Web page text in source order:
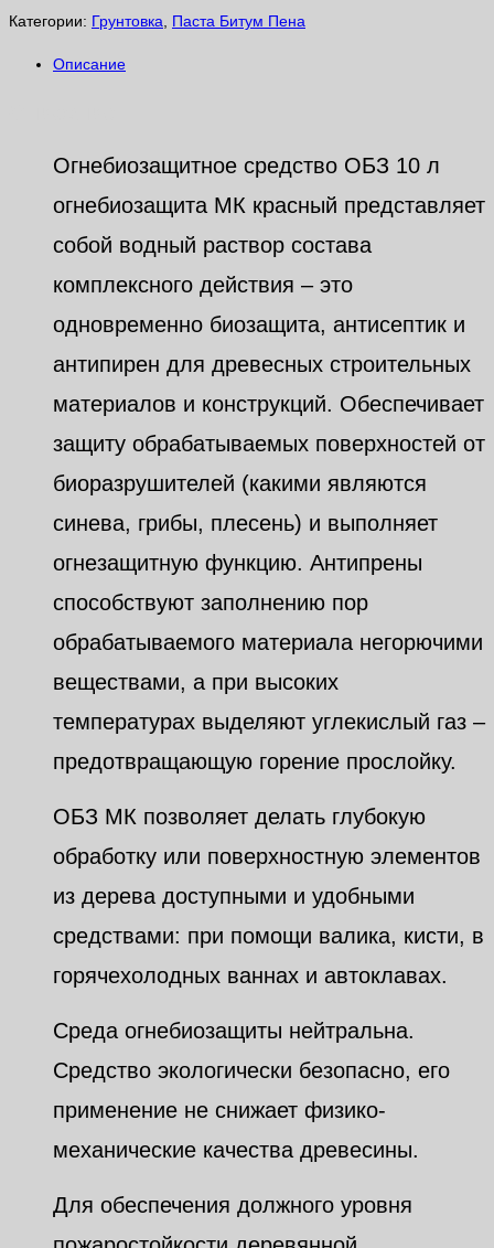
Категории: Грунтовка Паста Битум Пена
Описание
Огнебиозащитное средство ОБЗ 10 л
огнебиозащита МК красный представляет
собой водный раствор состава
комплексного действия – это
одновременно биозащита, антисептик и
антипирен для древесных строительных
материалов и конструкций. Обеспечивает
защиту обрабатываемых поверхностей от
биоразрушителей (какими являются
синева, грибы, плесень) и выполняет
огнезащитную функцию. Антипрены
способствуют заполнению пор
обрабатываемого материала негорючими
веществами, а при высоких
температурах выделяют углекислый газ –
предотвращающую горение прослойку.
ОБЗ МК позволяет делать глубокую
обработку или поверхностную элементов
из дерева доступными и удобными
средствами: при помощи валика, кисти, в
горячехолодных ваннах и автоклавах.
Среда огнебиозащиты нейтральна.
Средство экологически безопасно, его
применение не снижает физико-
механические качества древесины.
Для обеспечения должного уровня